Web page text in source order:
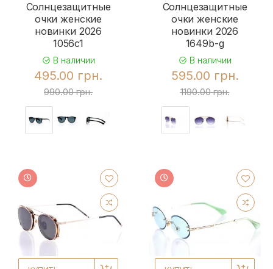
Солнцезащитные
очки женские
новинки 2026
1056c1
В наличии
495.00 грн.
990.00 грн.
Солнцезащитные
очки женские
новинки 2026
1649b-g
В наличии
595.00 грн.
1190.00 грн.